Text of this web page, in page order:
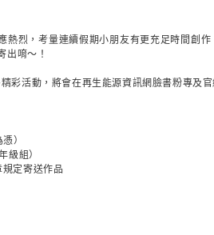
熱烈，考量連續假期小朋友有更充足時間創
出唷～！
彩活動，將會在再生能源資訊網臉書粉專及
）
級組）
定寄送作品